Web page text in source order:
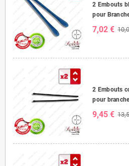
2 Embouts
pour
7,02 €
2 Embouts
pour
9,45 €